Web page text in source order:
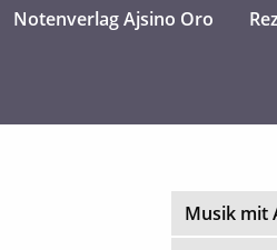
Notenverlag Ajsino Oro
Musik mit